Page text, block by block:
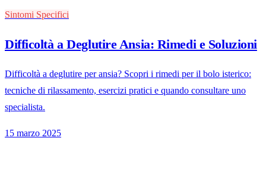
Sintomi Specifici
Difficoltà a Deglutire Ansia: Rimedi e Soluzioni
Difficoltà a deglutire per ansia? Scopri i rimedi per il bolo isterico:
tecniche di rilassamento, esercizi pratici e quando consultare uno
specialista.
15 marzo 2025